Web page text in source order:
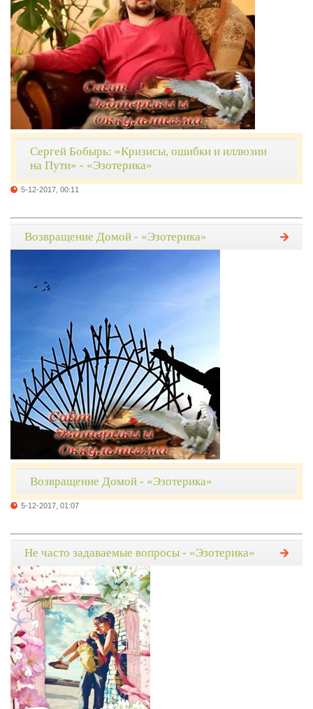
Сергей Бобырь: «Кризисы, ошибки и иллюзии
на Пути» - «Эзотерика»
5-12-2017, 00:11
Возвращение Домой - «Эзотерика»
Возвращение Домой - «Эзотерика»
5-12-2017, 01:07
Не часто задаваемые вопросы - «Эзотерика»